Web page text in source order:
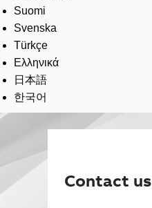
Suomi
Svenska
Türkçe
Ελληνικά
日本語
한국어
Contact us